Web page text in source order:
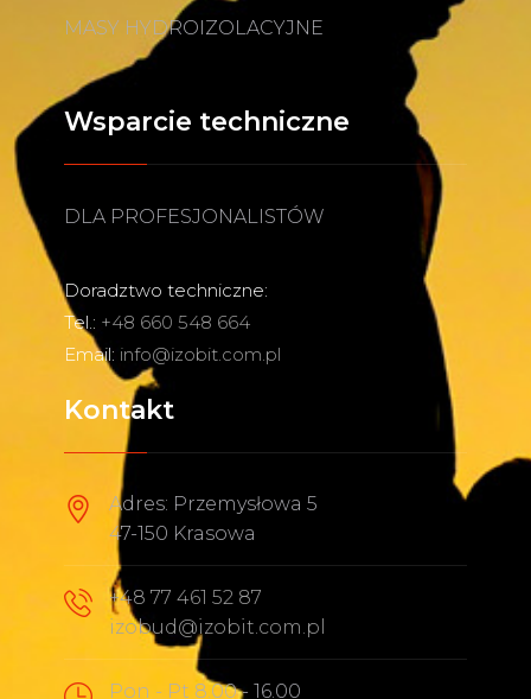
MASY HYDROIZOLACYJNE
Wsparcie techniczne
DLA PROFESJONALISTÓW
Doradztwo techniczne:
Tel.: +48 660 548 664
Email: info@izobit.com.pl
Kontakt
Adres: Przemysłowa 5
47-150 Krasowa
+48 77 461 52 87
izobud@izobit.com.pl
Pon - Pt 8.00 - 16.00